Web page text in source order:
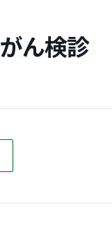
がん検診